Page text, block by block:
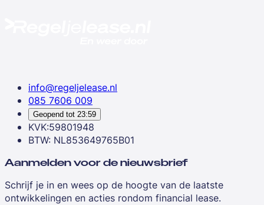
info@regeljelease.nl
085 7606 009
Geopend tot 23:59
KVK:59801948
BTW: NL853649765B01
Aanmelden voor de nieuwsbrief
Schrijf je in en wees op de hoogte van de laatste
ontwikkelingen en acties rondom financial lease.